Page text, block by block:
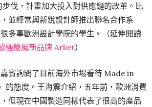
步伐，計畫加大投入對供應鏈的改革。比
並經常與新銳設計師推出聯名合作系
多事歐洲設計學院的學生。（延伸閱讀
極簡風新品牌 Arket）
賓詢問了目前海外市場看待 Made in
的態度。王海震介紹，五年前，歐洲消費
但現在中國製造同樣代表了很高的產品